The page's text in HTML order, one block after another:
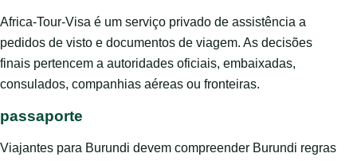
Africa-Tour-Visa é um serviço privado de assistência a
pedidos de visto e documentos de viagem. As decisões
finais pertencem a autoridades oficiais, embaixadas,
consulados, companhias aéreas ou fronteiras.
passaporte
Viajantes para Burundi devem compreender Burundi regras